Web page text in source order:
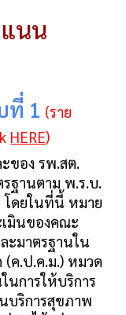
นน
ที่ 1 (ราย
HERE)
ของ รพ.สต.
ฐานตาม พ.ร.บ.
ดยในที่นี้ หมาย
มินของคณะ
ะมาตรฐานใน
ค.ป.ค.ม.) หมวด
การให้บริการ
บริการสุขภาพ